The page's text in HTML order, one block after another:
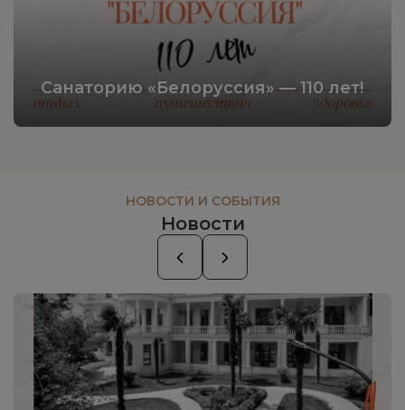
Санаторию «Белоруссия» — 110 лет!
НОВОСТИ И СОБЫТИЯ
Новости